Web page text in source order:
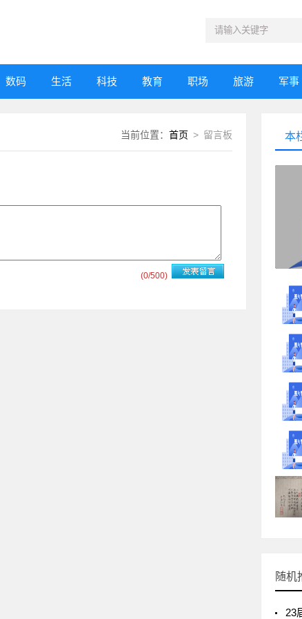
数码 生活 科技 教育 职场 旅游 军事
当前位置： 首页 > 留言板
(0/500)
本
随机
23